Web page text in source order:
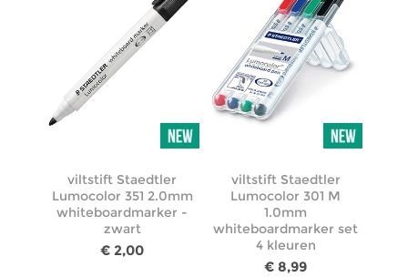
viltstift Staedtler
Lumocolor 351 2.0mm
whiteboardmarker -
zwart
€ 2,00
viltstift Staedtler
Lumocolor 301 M
1.0mm
whiteboardmarker set
4 kleuren
€ 8,99